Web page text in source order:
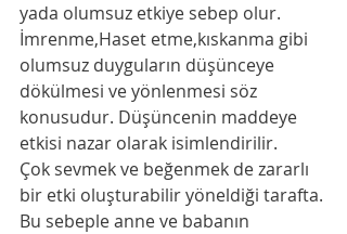
yada olumsuz etkiye sebep olur.
İmrenme,Haset etme,kıskanma gibi
olumsuz duyguların düşünceye
dökülmesi ve yönlenmesi söz
konusudur. Düşüncenin maddeye
etkisi nazar olarak isimlendirilir.
Çok sevmek ve beğenmek de zararlı
bir etki oluşturabilir yöneldiği tarafta.
Bu sebeple anne ve babanın